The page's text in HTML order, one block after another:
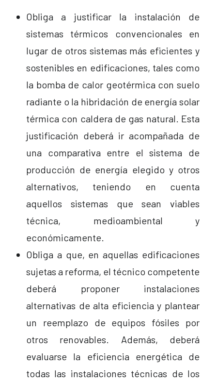
Obliga a justificar la instalación de
sistemas térmicos convencionales en
lugar de otros sistemas más eficientes y
sostenibles en edificaciones, tales como
la bomba de calor geotérmica con suelo
radiante o la hibridación de energía solar
térmica con caldera de gas natural. Esta
justificación deberá ir acompañada de
una comparativa entre el sistema de
producción de energía elegido y otros
alternativos, teniendo en cuenta
aquellos sistemas que sean viables
técnica, medioambiental y
económicamente.
Obliga a que, en aquellas edificaciones
sujetas a reforma, el técnico competente
deberá proponer instalaciones
alternativas de alta eficiencia y plantear
un reemplazo de equipos fósiles por
otros renovables. Además, deberá
evaluarse la eficiencia energética de
todas las instalaciones técnicas de los